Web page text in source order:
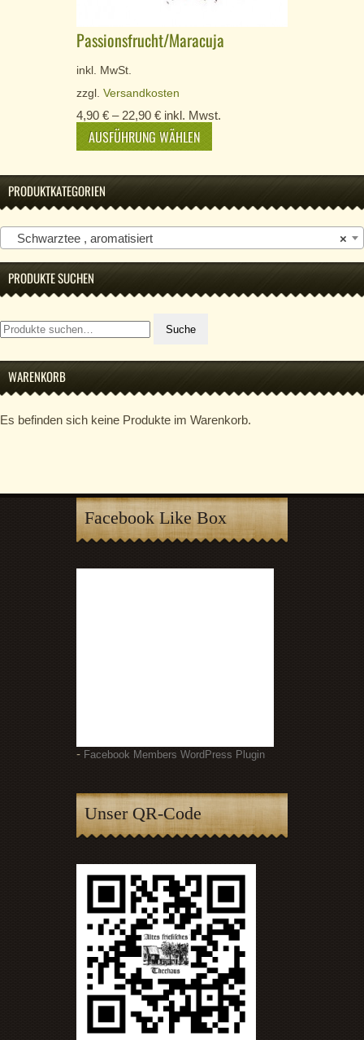
Passionsfrucht/Maracuja
inkl. MwSt.
zzgl. Versandkosten
4,90 € – 22,90 € inkl. Mwst.
AUSFÜHRUNG WÄHLEN
PRODUKTKATEGORIEN
×
Schwarztee , aromatisiert
PRODUKTE SUCHEN
Suche
nach:
Suche
WARENKORB
Es befinden sich keine Produkte im Warenkorb.
Facebook Like Box
- Facebook Members WordPress Plugin
Unser QR-Code